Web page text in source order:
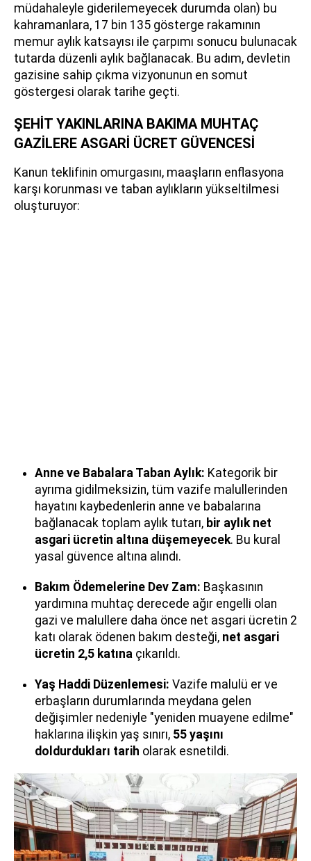
müdahaleyle giderilemeyecek durumda olan) bu
kahramanlara, 17 bin 135 gösterge rakamının
memur aylık katsayısı ile çarpımı sonucu bulunacak
tutarda düzenli aylık bağlanacak. Bu adım, devletin
gazisine sahip çıkma vizyonunun en somut
göstergesi olarak tarihe geçti.
ŞEHİT YAKINLARINA BAKIMA MUHTAÇ
GAZİLERE ASGARİ ÜCRET GÜVENCESİ
Kanun teklifinin omurgasını, maaşların enflasyona
karşı korunması ve taban aylıkların yükseltilmesi
oluşturuyor:
Anne ve Babalara Taban Aylık: Kategorik bir
ayrıma gidilmeksizin, tüm vazife malullerinden
hayatını kaybedenlerin anne ve babalarına
bağlanacak toplam aylık tutarı, bir aylık net
asgari ücretin altına düşemeyecek. Bu kural
yasal güvence altına alındı.
Bakım Ödemelerine Dev Zam: Başkasının
yardımına muhtaç derecede ağır engelli olan
gazi ve malullere daha önce net asgari ücretin 2
katı olarak ödenen bakım desteği, net asgari
ücretin 2,5 katına çıkarıldı.
Yaş Haddi Düzenlemesi: Vazife malulü er ve
erbaşların durumlarında meydana gelen
değişimler nedeniyle "yeniden muayene edilme"
haklarına ilişkin yaş sınırı, 55 yaşını
doldurdukları tarih olarak esnetildi.